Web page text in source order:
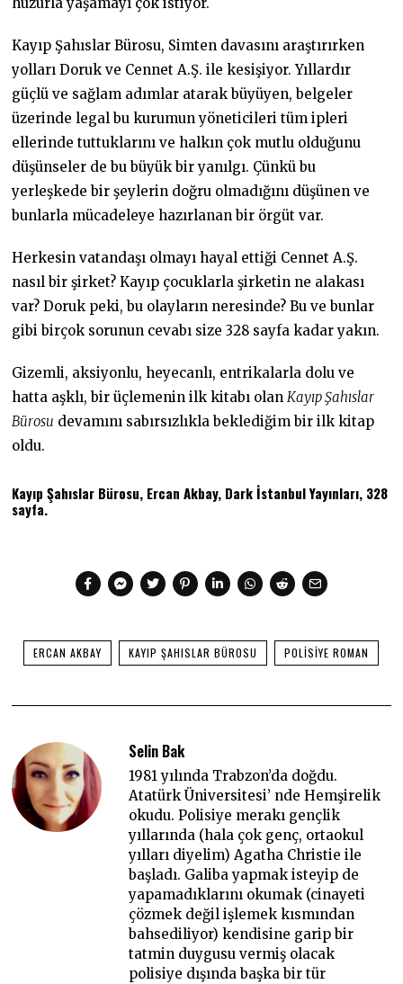
Kayıp Şahıslar Bürosu, Simten davasını araştırırken
yolları Doruk ve Cennet A.Ş. ile kesişiyor. Yıllardır
güçlü ve sağlam adımlar atarak büyüyen, belgeler
üzerinde legal bu kurumun yöneticileri tüm ipleri
ellerinde tuttuklarını ve halkın çok mutlu olduğunu
düşünseler de bu büyük bir yanılgı. Çünkü bu
yerleşkede bir şeylerin doğru olmadığını düşünen ve
bunlarla mücadeleye hazırlanan bir örgüt var.
Herkesin vatandaşı olmayı hayal ettiği Cennet A.Ş.
nasıl bir şirket? Kayıp çocuklarla şirketin ne alakası
var? Doruk peki, bu olayların neresinde? Bu ve bunlar
gibi birçok sorunun cevabı size 328 sayfa kadar yakın.
Gizemli, aksiyonlu, heyecanlı, entrikalarla dolu ve
hatta aşklı, bir üçlemenin ilk kitabı olanKayıp Şahıslar
Bürosu devamını sabırsızlıkla beklediğim bir ilk kitap
oldu.
Kayıp Şahıslar Bürosu, Ercan Akbay, Dark İstanbul Yayınları, 328
sayfa.
ERCAN AKBAY KAYIP ŞAHISLAR BÜROSU POLISIYE ROMAN
Selin Bak
1981 yılında Trabzon’da doğdu.
Atatürk Üniversitesi’ nde Hemşirelik
okudu. Polisiye merakı gençlik
yıllarında (hala çok genç, ortaokul
yılları diyelim) Agatha Christie ile
başladı. Galiba yapmak isteyip de
yapamadıklarını okumak (cinayeti
çözmek değil işlemek kısmından
bahsediliyor) kendisine garip bir
tatmin duygusu vermiş olacak
polisiye dışında başka bir tür